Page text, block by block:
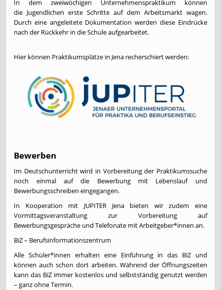
In dem zweiwöchigen Unternehmenspraktikum können
die Jugendlichen erste Schritte auf dem Arbeitsmarkt wagen.
Durch eine angeleitete Dokumentation werden diese Eindrücke
nach der Rückkehr in die Schule aufgearbeitet.
Hier können Praktikumsplätze in Jena recherschiert werden:
Bewerben
Im Deutschunterricht wird in Vorbereitung der Praktikumssuche
noch einmal auf die Bewerbung mit Lebenslauf und
Bewerbungsschreiben eingegangen.
In Kooperation mit JUPITER Jena bieten wir zudem eine
Vormittagsveranstaltung zur Vorbereitung auf
Bewerbungsgespräche und Telefonate mit Arbeitgeber*innen an.
BiZ – Berufsinformationszentrum
Alle Schüler*innen erhalten eine Einführung in das BiZ und
können auch schon dort arbeiten. Während der Öffnungszeiten
kann das BiZ immer kostenlos und selbstständig genutzt werden
– ganz ohne Termin.